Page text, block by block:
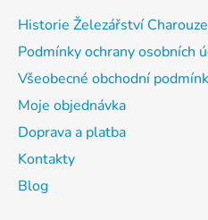
Historie Železářství
Podmínky ochrany osobních
Všeobecné obchodní
Moje objednávka
Doprava a platba
Kontakty
Blog